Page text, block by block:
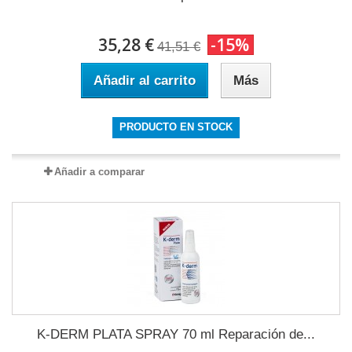
35,28 € 41,51 € -15%
Añadir al carrito Más
PRODUCTO EN STOCK
Añadir a comparar
K-DERM PLATA SPRAY 70 ml Reparación de...